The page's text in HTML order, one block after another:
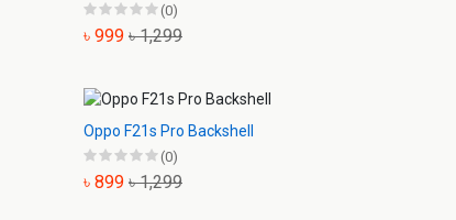
(0)
৳ 999 ৳ 1,299
Oppo F21s Pro Backshell
(0)
৳ 899 ৳ 1,299